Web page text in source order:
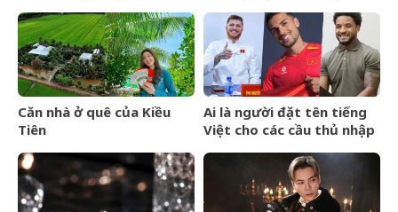
hóa đơn nhưng món đắt
nhất giá 9,4 tỷ
Căn nhà ở quê của Kiều
Tiên
Ai là người đặt tên tiếng
Việt cho các cầu thủ nhập